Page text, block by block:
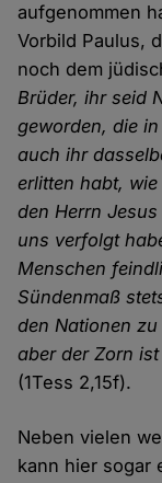
aufgenommen
Vorbild Paulus,
noch dem
Brüder, ihr seid
geworden, die
auch ihr
erlitten habt,
den Herrn
uns verfolgt
Menschen
Sündenmaß
den Nationen
aber der Zorn
(1Tess 2,15f).
Neben vielen
kann hier sogar